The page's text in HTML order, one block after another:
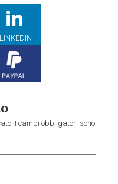
LINKEDIN
I campi obbligatori sono